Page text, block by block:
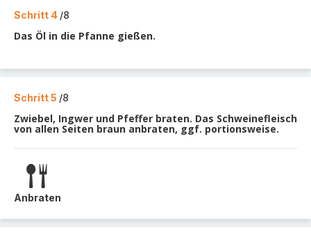
Schritt 4 /8
Das Öl in die Pfanne gießen.
Schritt 5 /8
Zwiebel, Ingwer und Pfeffer braten. Das Schweinefleisch
von allen Seiten braun anbraten, ggf. portionsweise.
Anbraten